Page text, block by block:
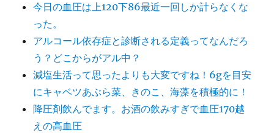
今日の血圧は上120下86最近一回しか計らなくな
った。
アルコール依存症と診断される定義ってなんだろ
う？どこからがアル中？
減塩生活って思ったよりも大変ですね！6gを目安
にキャベツあぶら菜、きのこ、海藻を積極的に！
降圧剤飲んでます。お酒の飲みすぎで血圧170越
えの高血圧